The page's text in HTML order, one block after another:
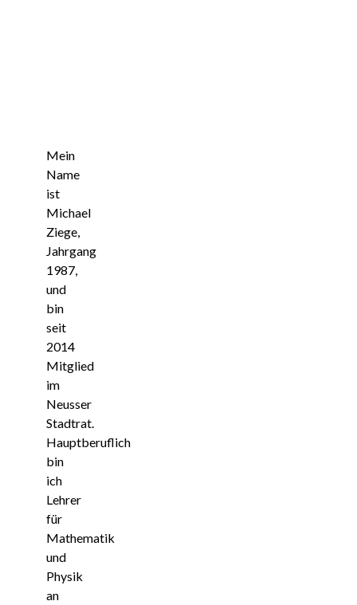
Mein
Name
ist
Michael
Ziege,
Jahrgang
1987,
und
bin
seit
2014
Mitglied
im
Neusser
Stadtrat.
Hauptberuflich
bin
ich
Lehrer
für
Mathematik
und
Physik
an